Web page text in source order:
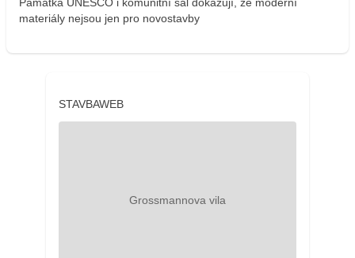
materiály nejsou jen pro novostavby
STAVBAWEB